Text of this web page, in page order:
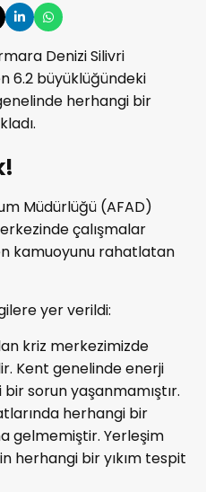
Denizi Silivri
6.2 büyüklüğündeki
herhangi bir
Müdürlüğü (AFAD)
çalışmalar
kamuoyunu rahatlatan
yer verildi:
kriz merkezimizde
Kent genelinde enerji
sorun yaşanmamıştır.
herhangi bir
gelmemiştir. Yerleşim
herhangi bir yıkım tespit